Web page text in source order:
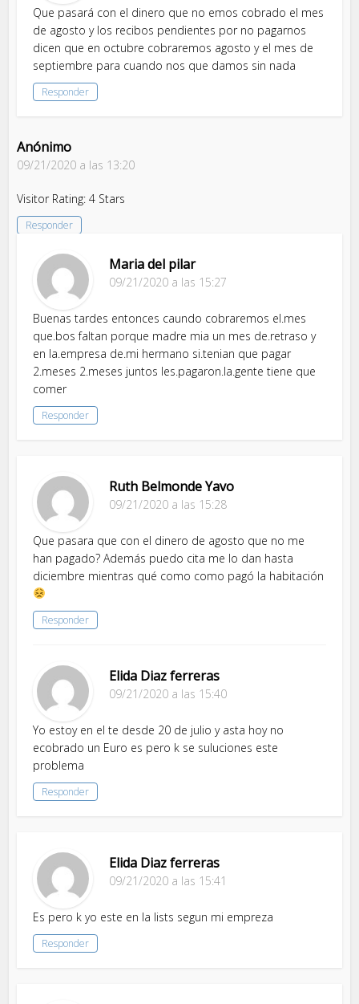
Que pasará con el dinero que no emos cobrado el mes
de agosto y los recibos pendientes por no pagarnos
dicen que en octubre cobraremos agosto y el mes de
septiembre para cuando nos que damos sin nada
Responder
Anónimo
09/21/2020 a las 13:20
Visitor Rating: 4 Stars
Responder
Maria del pilar
09/21/2020 a las 15:27
Buenas tardes entonces caundo cobraremos el.mes
que.bos faltan porque madre mia un mes de.retraso y
en la.empresa de.mi hermano si.tenian que pagar
2.meses 2.meses juntos les.pagaron.la.gente tiene que
comer
Responder
Ruth Belmonde Yavo
09/21/2020 a las 15:28
Que pasara que con el dinero de agosto que no me
han pagado? Además puedo cita me lo dan hasta
diciembre mientras qué como como pagó la habitación
Responder
Elida Diaz ferreras
09/21/2020 a las 15:40
Yo estoy en el te desde 20 de julio y asta hoy no
ecobrado un Euro es pero k se suluciones este
problema
Responder
Elida Diaz ferreras
09/21/2020 a las 15:41
Es pero k yo este en la lists segun mi empreza
Responder